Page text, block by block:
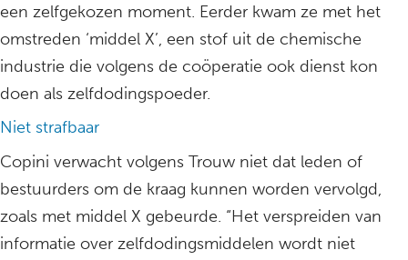
een zelfgekozen moment. Eerder kwam ze met het
omstreden ‘middel X’, een stof uit de chemische
industrie die volgens de coöperatie ook dienst kon
doen als zelfdodingspoeder.
Niet strafbaar
Copini verwacht volgens Trouw niet dat leden of
bestuurders om de kraag kunnen worden vervolgd,
zoals met middel X gebeurde. “Het verspreiden van
informatie over zelfdodingsmiddelen wordt niet